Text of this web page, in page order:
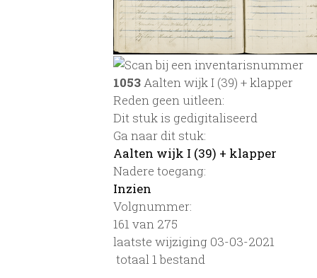
1053Aalten wijk I (39) + klapper
Reden geen uitleen:
Dit stuk is gedigitaliseerd
Ga naar dit stuk:
Aalten wijk I (39) + klapper
Nadere toegang:
Inzien
Volgnummer:
161 van 275
laatste wijziging 03-03-2021
totaal 1 bestand